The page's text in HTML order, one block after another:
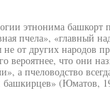
этнонима башкорт
пчела», «главный
от других народов
вероятнее, что они
а пчеловодство
(Юматов,